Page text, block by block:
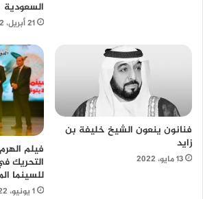
السعودية
21 أبريل، 2022
فنانون ينعون الشيخ خليفة بن
زايد
13 مايو، 2022
فيلم
التحريك
للسينما
1 يونيو، 2022